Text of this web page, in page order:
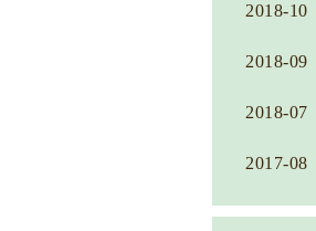
2018-10
2018-09
2018-07
2017-08